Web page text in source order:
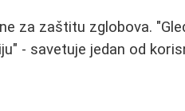
za zaštitu zglobova.
- savetuje jedan od